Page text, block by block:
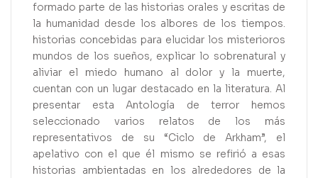
formado parte de las historias orales y escritas de
la humanidad desde los albores de los tiempos.
historias concebidas para elucidar los misterioros
mundos de los sueños, explicar lo sobrenatural y
aliviar el miedo humano al dolor y la muerte,
cuentan con un lugar destacado en la literatura. Al
presentar esta Antología de terror hemos
seleccionado varios relatos de los más
representativos de su “Ciclo de Arkham”, el
apelativo con el que él mismo se refirió a esas
historias ambientadas en los alrededores de la